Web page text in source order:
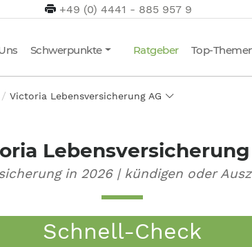
+49 (0) 4441 - 885 957 9
Schwerpunkte Ratgeber Top-
Victoria Lebensversicherung AG
Lebensversicherung
in 2026 | kündigen oder
Schnell-Check